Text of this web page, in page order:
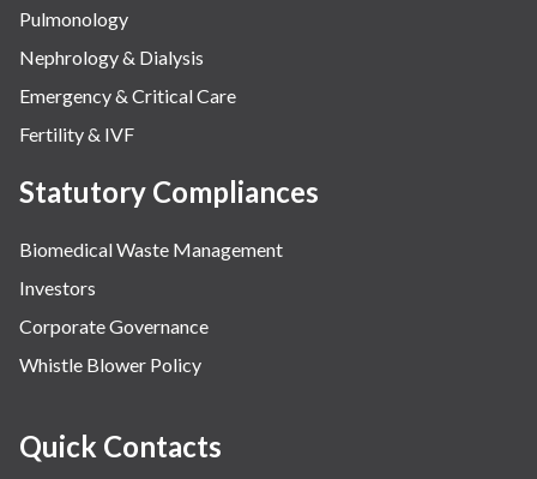
Pulmonology
Nephrology & Dialysis
Emergency & Critical Care
Fertility & IVF
Statutory Compliances
Biomedical Waste Management
Investors
Corporate Governance
Whistle Blower Policy
Quick Contacts